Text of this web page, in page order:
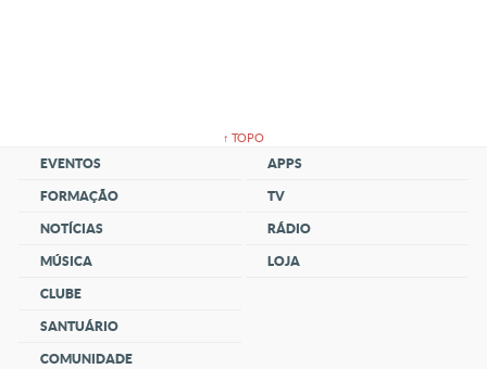
↑ TOPO
EVENTOS
FORMAÇÃO
NOTÍCIAS
MÚSICA
CLUBE
SANTUÁRIO
COMUNIDADE
APPS
TV
RÁDIO
LOJA